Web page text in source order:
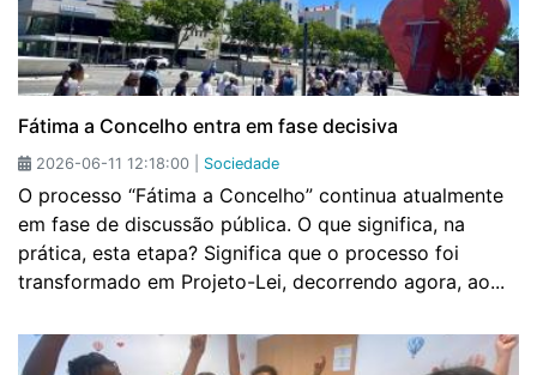
Fátima a Concelho entra em fase decisiva
2026-06-11 12:18:00 | Sociedade
O processo “Fátima a Concelho” continua atualmente
em fase de discussão pública. O que significa, na
prática, esta etapa? Significa que o processo foi
transformado em Projeto-Lei, decorrendo agora, ao...